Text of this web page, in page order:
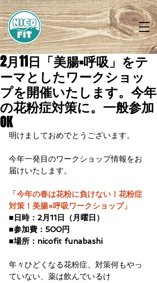
2月11日「美腸×呼吸」をテ
ーマとしたワークショッ
プを開催いたします。今年
の花粉症対策に。一般参加
OK
明けましておめでとうございます。
今年一発目のワークショップ情報をお
届けいたします。
「今年の春は花粉に負けない！花粉症
対策！美腸×呼吸ワークショップ」
■日時：2月11日（月曜日）
■参加費：500円
■場所：nicofit funabashi
年々ひどくなる花粉症、対策何もやっ
ていない、薬は飲んでいるけ